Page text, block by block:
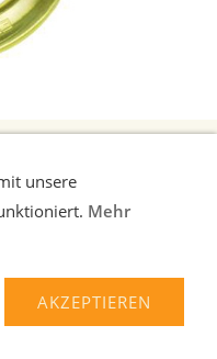
open-Verschluss. Dieser
geschlossen ...mehr
unsere
Mehr
AKZEPTIEREN